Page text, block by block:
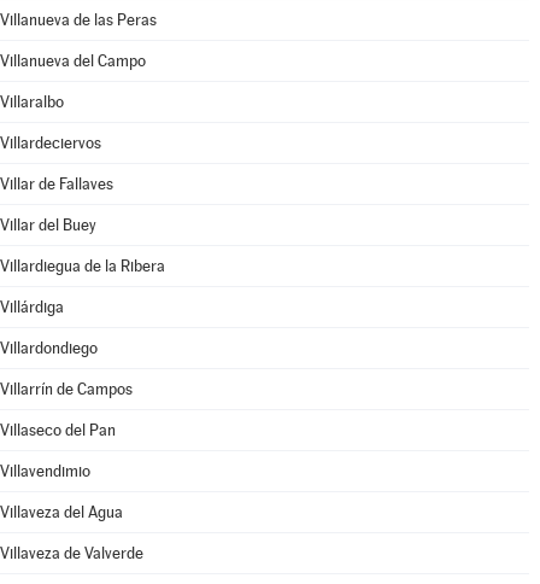
Villanueva de las Peras
Villanueva del Campo
Villaralbo
Villardeciervos
Villar de Fallaves
Villar del Buey
Villardiegua de la Ribera
Villárdiga
Villardondiego
Villarrín de Campos
Villaseco del Pan
Villavendimio
Villaveza del Agua
Villaveza de Valverde